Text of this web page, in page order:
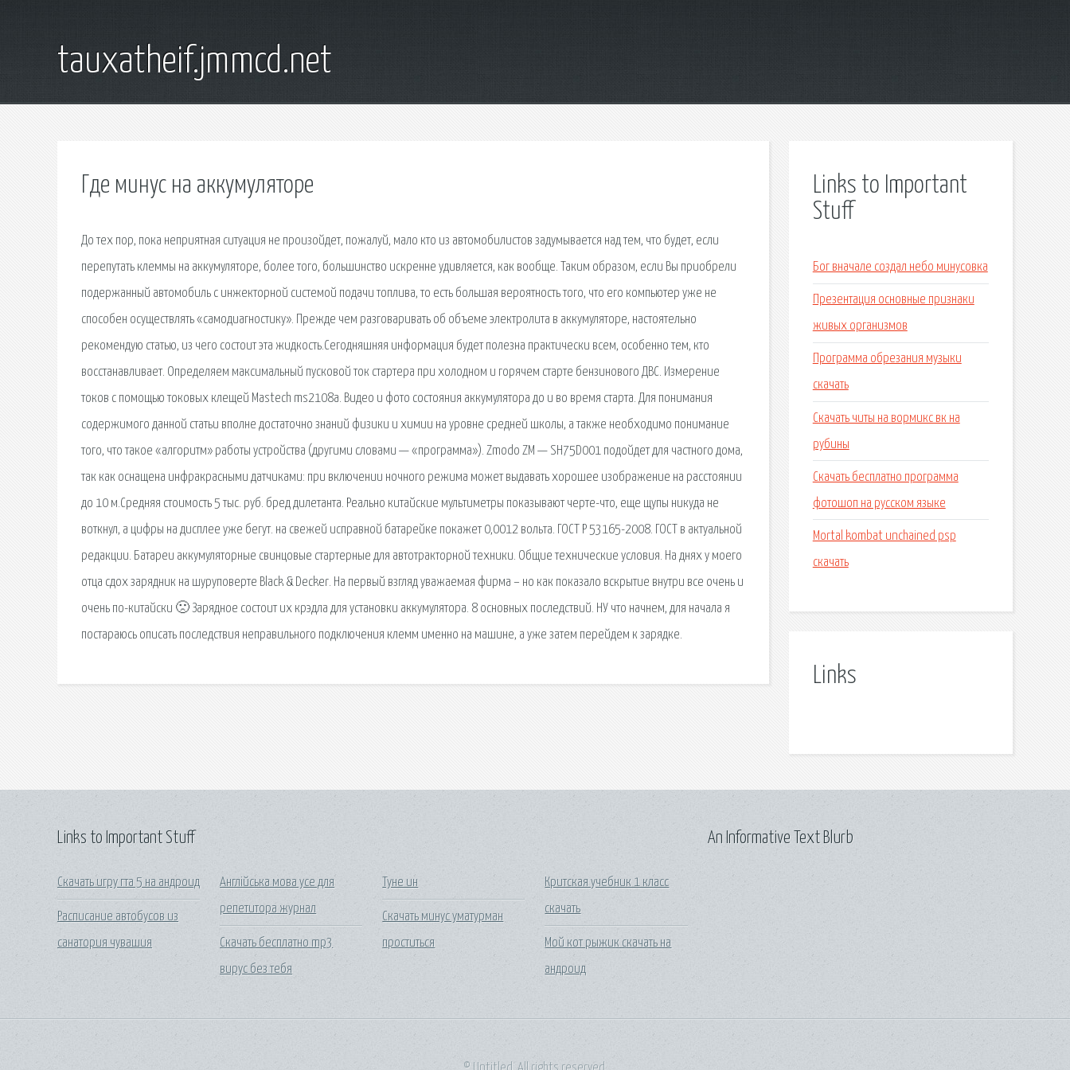
tauxatheif.jmmcd.net
Где минус на аккумуляторе
До тех пор, пока неприятная ситуация не произойдет, пожалуй, мало кто из автомобилистов задумывается над тем, что будет, если
перепутать клеммы на аккумуляторе, более того, большинство искренне удивляется, как вообще. Таким образом, если Вы приобрели
подержанный автомобиль с инжекторной системой подачи топлива, то есть большая вероятность того, что его компьютер уже не
способен осуществлять «самодиагностику». Прежде чем разговаривать об объеме электролита в аккумуляторе, настоятельно
рекомендую статью, из чего состоит эта жидкость.Сегодняшняя информация будет полезна практически всем, особенно тем, кто
восстанавливает. Определяем максимальный пусковой ток стартера при холодном и горячем старте бензинового ДВС. Измерение
токов с помощью токовых клещей Mastech ms2108a. Видео и фото состояния аккумулятора до и во время старта. Для понимания
содержимого данной статьи вполне достаточно знаний физики и химии на уровне средней школы, а также необходимо понимание
того, что такое «алгоритм» работы устройства (другими словами — «программа»). Zmodo ZM — SH75D001 подойдет для частного дома,
так как оснащена инфракрасными датчиками: при включении ночного режима может выдавать хорошее изображение на расстоянии
до 10 м.Средняя стоимость 5 тыс. руб. бред дилетанта. Реально китайские мультиметры показывают черте-что, еще щупы никуда не
воткнул, а цифры на дисплее уже бегут. на свежей исправной батарейке покажет 0,0012 вольта. ГОСТ Р 53165-2008. ГОСТ в актуальной
редакции. Батареи аккумуляторные свинцовые стартерные для автотракторной техники. Общие технические условия. На днях у моего
отца сдох зарядник на шуруповерте Black & Decker. На первый взгляд уважаемая фирма – но как показало вскрытие внутри все очень и
очень по-китайски 🙁 Зарядное состоит их крэдла для установки аккумулятора. 8 основных последствий. НУ что начнем, для начала я
постараюсь описать последствия неправильного подключения клемм именно на машине, а уже затем перейдем к зарядке.
Links to Important
Stuff
Бог вначале создал небо минусовка
Презентация основные признаки
живых организмов
Программа обрезания музыки
скачать
Скачать читы на вормикс вк на
рубины
Скачать бесплатно программа
фотошоп на русском языке
Mortal kombat unchained psp
скачать
Links
Links to Important Stuff
Скачать игру гта 5 на андроид
Расписание автобусов из
санатория чувашия
Англійська мова усе для
репетитора журнал
Скачать бесплатно mp3
вирус без тебя
Туне ин
Скачать минус уматурман
проститься
Критская учебник 1 класс
скачать
Мой кот рыжик скачать на
андроид
An Informative Text Blurb